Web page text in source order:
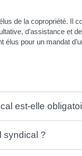
de la copropriété. Il
d’assistance et
pour un mandat
est-elle
syndical ?